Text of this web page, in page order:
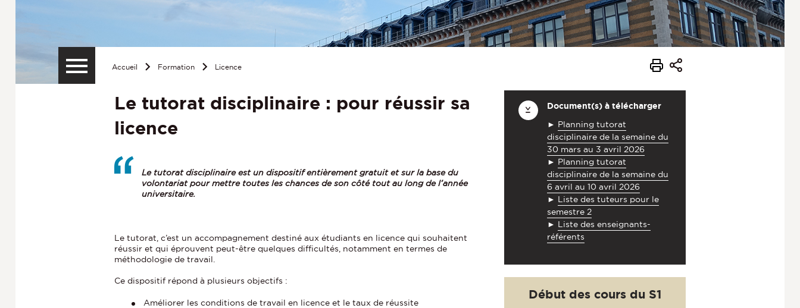
Accueil Formation Licence
Le tutorat disciplinaire : pour réussir sa
licence
Le tutorat disciplinaire est un dispositif entièrement gratuit et sur la base du
volontariat pour mettre toutes les chances de son côté tout au long de l’année
universitaire.
Le tutorat, c’est un accompagnement destiné aux étudiants en licence qui souhaitent
réussir et qui éprouvent peut-être quelques difficultés, notamment en termes de
méthodologie de travail.
Ce dispositif répond à plusieurs objectifs :
Améliorer les conditions de travail en licence et le taux de réussite
Document(s) à télécharger
► Planning tutorat
disciplinaire de la semaine du
30 mars au 3 avril 2026
► Planning tutorat
disciplinaire de la semaine du
6 avril au 10 avril 2026
► Liste des tuteurs pour le
semestre 2
► Liste des enseignants-
référents
Début des cours du S1